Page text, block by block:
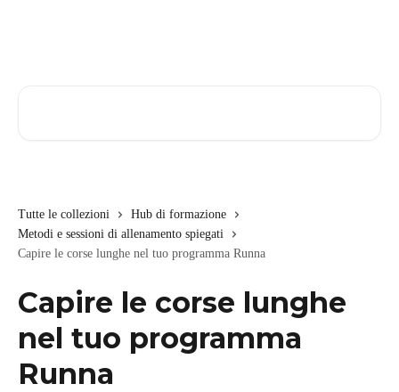
Tutte le collezioni
Hub di formazione
Metodi e sessioni di allenamento spiegati
Capire le corse lunghe nel tuo programma Runna
Capire le corse lunghe
nel tuo programma
Runna